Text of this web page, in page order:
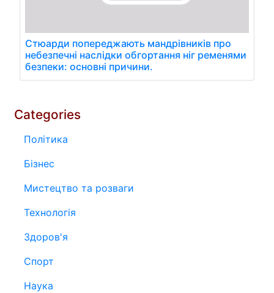
Стюарди попереджають мандрівників про
небезпечні наслідки обгортання ніг ременями
безпеки: основні причини.
Categories
Політика
Бізнес
Мистецтво та розваги
Технологія
Здоров'я
Спорт
Наука